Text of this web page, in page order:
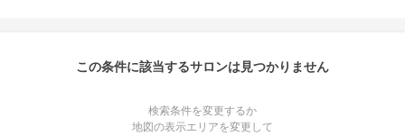
この条件に該当するサロンは見つかりません
検索条件を変更するか
地図の表示エリアを変更して